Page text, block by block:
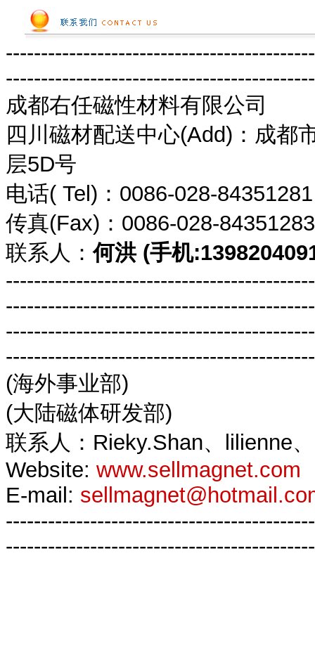
成都右任磁性材料有限公司
四川磁材配送中心(Add)：成都
层5D号
电话( Tel)：0086-028-
传真(Fax)：0086-028-
联系人：何洪 (手机
(海外事业部)
(大陆磁体研发部)
联系人：Rieky.Shan、lilienne
Website: www.sellmagnet.com
E-mail: